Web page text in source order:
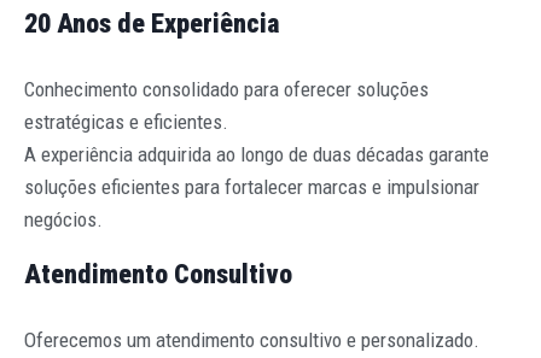
20 Anos de Experiência
Conhecimento consolidado para oferecer soluções
estratégicas e eficientes.
A experiência adquirida ao longo de duas décadas garante
soluções eficientes para fortalecer marcas e impulsionar
negócios.
Atendimento Consultivo
Oferecemos um atendimento consultivo e personalizado.